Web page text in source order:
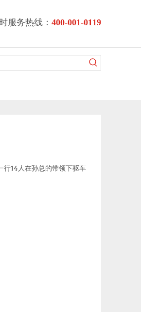
服务热线： 400-001-0119
行14人在孙总的带领下驱车